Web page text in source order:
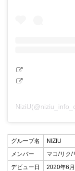
グループ名
NIZIU
メンバー
マコ/リク/
デビュー日
2020年6